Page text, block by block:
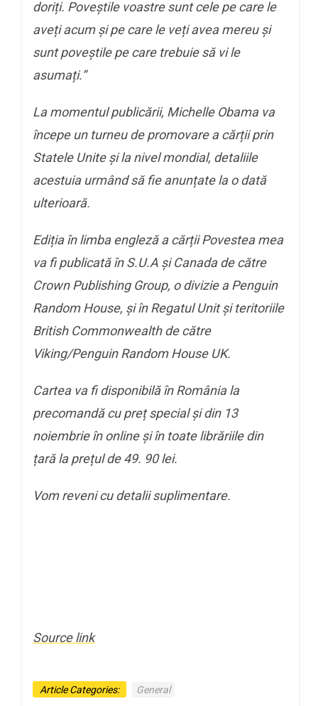
doriți. Poveștile voastre sunt cele pe care le
aveți acum și pe care le veți avea mereu și
sunt poveștile pe care trebuie să vi le
asumați.”
La momentul publicării, Michelle Obama va
începe un turneu de promovare a cărții prin
Statele Unite și la nivel mondial, detaliile
acestuia urmând să fie anunțate la o dată
ulterioară.
Ediția în limba engleză a cărțiiPovestea mea
va fi publicată în S.U.A și Canada de către
Crown Publishing Group, o divizie a Penguin
Random House, și în Regatul Unit și teritoriile
British Commonwealth de către
Viking/Penguin Random House UK.
Cartea va fi disponibilă în România la
precomandă cu preț special și din 13
noiembrie în online și în toate librăriile din
țară la prețul de 49. 90 lei.
Vom reveni cu detalii suplimentare.
Source link
Article Categories: General